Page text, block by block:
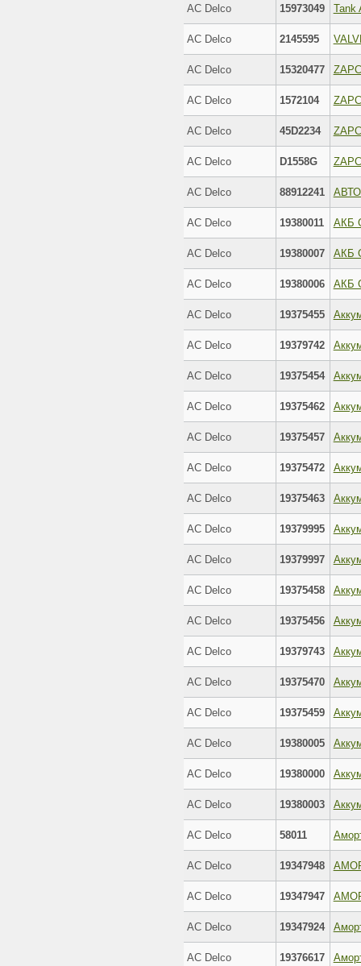
AC Delco 15973049
AC Delco 2145595
AC Delco 15320477
AC Delco 1572104
AC Delco 45D2234
AC Delco D1558G
AC Delco 88912241
AC Delco 19380011
AC Delco 19380007
AC Delco 19380006
AC Delco 19375455
AC Delco 19379742
AC Delco 19375454
AC Delco 19375462
AC Delco 19375457
AC Delco 19375472
AC Delco 19375463
AC Delco 19379995
AC Delco 19379997
AC Delco 19375458
AC Delco 19375456
AC Delco 19379743
AC Delco 19375470
AC Delco 19375459
AC Delco 19380005
AC Delco 19380000
AC Delco 19380003
AC Delco 58011
AC Delco 19347948
AC Delco 19347947
AC Delco 19347924
AC Delco 19376617